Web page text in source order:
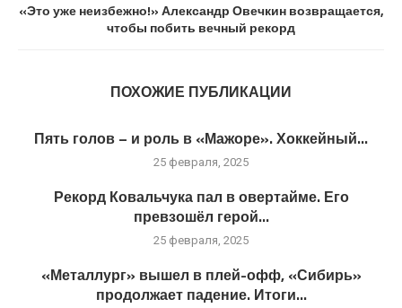
«Это уже неизбежно!» Александр Овечкин возвращается,
чтобы побить вечный рекорд
ПОХОЖИЕ ПУБЛИКАЦИИ
Пять голов – и роль в «Мажоре». Хоккейный...
25 февраля, 2025
Рекорд Ковальчука пал в овертайме. Его
превзошёл герой...
25 февраля, 2025
«Металлург» вышел в плей-офф, «Сибирь»
продолжает падение. Итоги...